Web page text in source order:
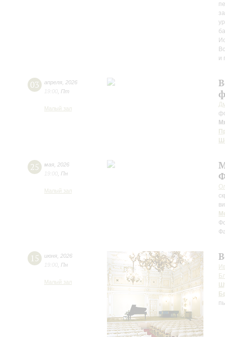
и
03 апреля 2026
19:00 Пт
Малый зал
25 мая 2026
19:00 Пн
Малый зал
15 июня 2026
19:00 Пн
Малый зал